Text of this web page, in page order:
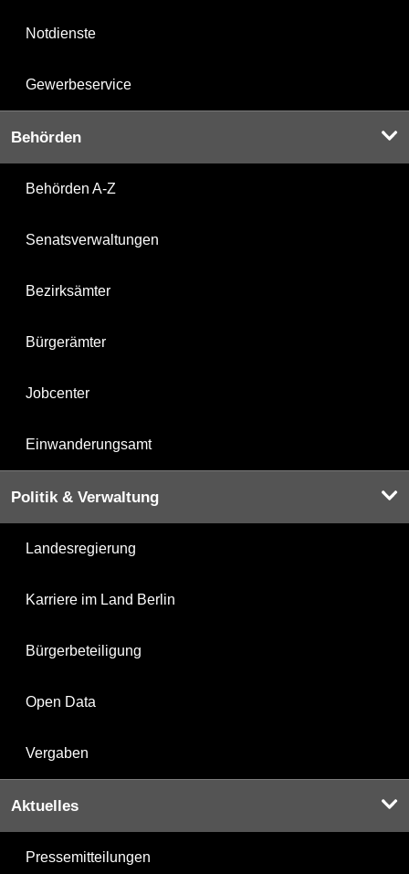
Notdienste
Gewerbeservice
Behörden
Behörden A-Z
Senatsverwaltungen
Bezirksämter
Bürgerämter
Jobcenter
Einwanderungsamt
Politik & Verwaltung
Landesregierung
Karriere im Land Berlin
Bürgerbeteiligung
Open Data
Vergaben
Aktuelles
Pressemitteilungen